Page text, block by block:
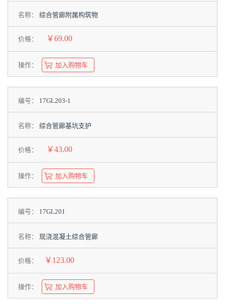
名称： 综合管廊附属构筑物
价格： ￥69.00
操作： 加入购物车
编号： 17GL203-1
名称： 综合管廊基坑支护
价格： ￥43.00
操作： 加入购物车
编号： 17GL201
名称： 现浇混凝土综合管廊
价格： ￥123.00
操作： 加入购物车